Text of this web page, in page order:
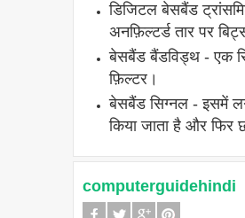
डिजिटल बेसबैंड
अनफ़िल्टर्ड तार पर
बेसबैंड बैंडविड्थ - एक
फ़िल्टर।
बेसबैंड सिग्नल - इसमें
किया जाता है और फिर
computerguidehindi